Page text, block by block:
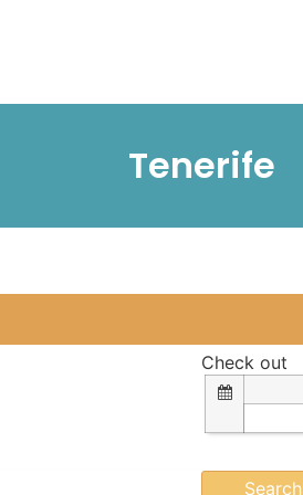
Tenerife
Check out